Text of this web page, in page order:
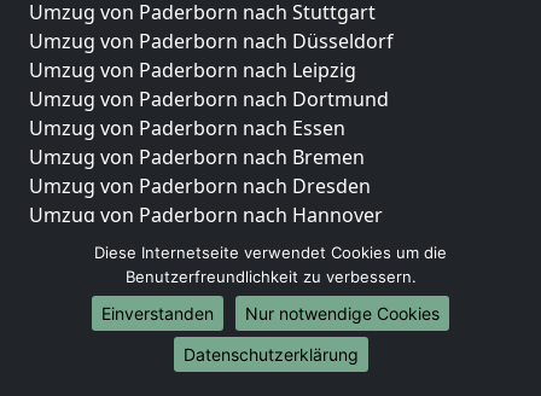
Umzug von Paderborn nach Stuttgart
Umzug von Paderborn nach Düsseldorf
Umzug von Paderborn nach Leipzig
Umzug von Paderborn nach Dortmund
Umzug von Paderborn nach Essen
Umzug von Paderborn nach Bremen
Umzug von Paderborn nach Dresden
Umzug von Paderborn nach Hannover
Umzug von Paderborn nach Nürnberg
Umzug von Paderborn nach Duisburg
Umzug von Paderborn nach Bochum
Umzug von Paderborn nach Wuppertal
Umzug von Paderborn nach Bielefeld
Diese Internetseite verwendet Cookies um die
Benutzerfreundlichkeit zu verbessern.
Einverstanden
Nur notwendige Cookies
Datenschutzerklärung